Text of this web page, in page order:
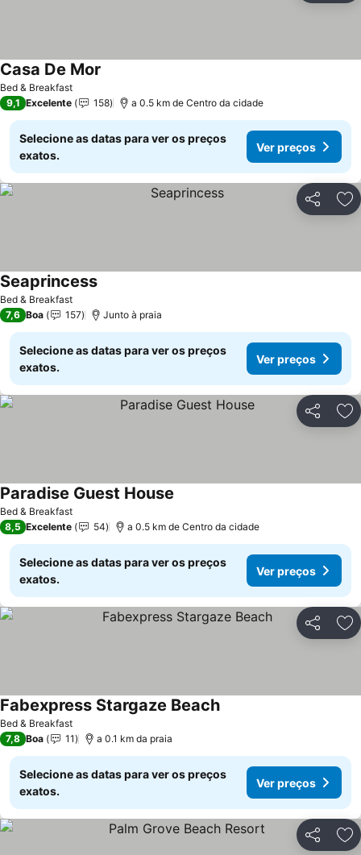
Bed & Breakfast
Casa De Mor
9,1 Excelente 158 a 0.5 km de Centro da cidade
Selecione as datas para ver os preços
exatos.
Ver preços
Partilhar
Bed & Breakfast
SeaprincessVer preços
7,6 Boa 157 Junto à praia
Selecione as datas para ver os preços
exatos.
Ver preços
Partilhar
Bed & Breakfast
Paradise Guest House
8,5 Excelente 54 a 0.5 km de Centro da cidade
Selecione as datas para ver os preços
exatos.
Ver preços
Partilhar
Bed & Breakfast
Fabexpress Stargaze BeachVer preços
7,8 Boa 11 a 0.1 km da praia
Selecione as datas para ver os preços
exatos.
Ver preços
Partilhar